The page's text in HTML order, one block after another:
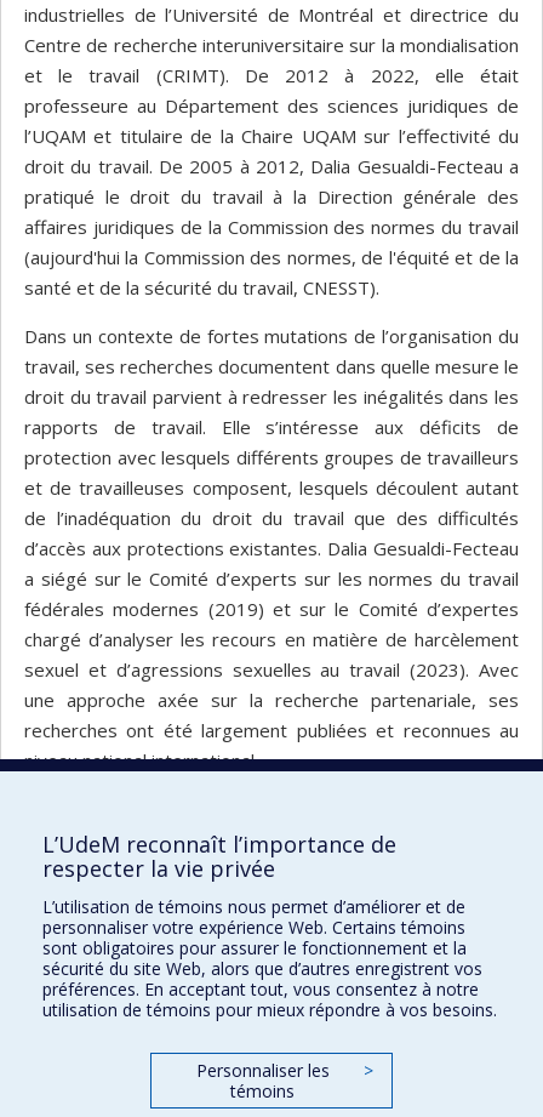
industrielles de l’Université de Montréal et directrice du
Centre de recherche interuniversitaire sur la mondialisation
et le travail (CRIMT). De 2012 à 2022, elle était
professeure au Département des sciences juridiques de
l’UQAM et titulaire de la Chaire UQAM sur l’effectivité du
droit du travail. De 2005 à 2012, Dalia Gesualdi-Fecteau a
pratiqué le droit du travail à la Direction générale des
affaires juridiques de la Commission des normes du travail
(aujourd'hui la Commission des normes, de l'équité et de la
santé et de la sécurité du travail, CNESST).
Dans un contexte de fortes mutations de l’organisation du
travail, ses recherches documentent dans quelle mesure le
droit du travail parvient à redresser les inégalités dans les
rapports de travail. Elle s’intéresse aux déficits de
protection avec lesquels différents groupes de travailleurs
et de travailleuses composent, lesquels découlent autant
de l’inadéquation du droit du travail que des difficultés
d’accès aux protections existantes. Dalia Gesualdi-Fecteau
a siégé sur le Comité d’experts sur les normes du travail
fédérales modernes (2019) et sur le Comité d’expertes
chargé d’analyser les recours en matière de harcèlement
sexuel et d’agressions sexuelles au travail (2023). Avec
une approche axée sur la recherche partenariale, ses
recherches ont été largement publiées et reconnues au
niveau national international.
relations industrielles
Retour à la liste
Maison des affaires publiques et
internationales
L’UdeM reconnaît l’importance de
respecter la vie privée
L’utilisation de témoins nous permet d’améliorer et de
personnaliser votre expérience Web. Certains témoins
sont obligatoires pour assurer le fonctionnement et la
sécurité du site Web, alors que d’autres enregistrent vos
préférences. En acceptant tout, vous consentez à notre
utilisation de témoins pour mieux répondre à vos besoins.
Personnaliser les
témoins
>